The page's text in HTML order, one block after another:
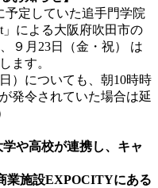
予定していた追手門学院
」による大阪府吹田市の
９月23日（金・祝） は
ます。
）についても、朝10時時
発令されていた場合は延
や高校が連携し、キャ
業施設EXPOCITYにある